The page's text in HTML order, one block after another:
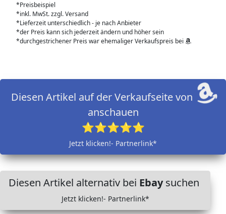
*Preisbeispiel
*inkl. MwSt. zzgl. Versand
*Lieferzeit unterschiedlich - je nach Anbieter
*der Preis kann sich jederzeit ändern und höher sein
*durchgestrichener Preis war ehemaliger Verkaufspreis bei
Diesen Artikel auf der Verkaufseite von
anschauen
⭐⭐⭐⭐⭐
Jetzt klicken!- Partnerlink*
Diesen Artikel alternativ bei Ebaysuchen
Jetzt klicken!- Partnerlink*